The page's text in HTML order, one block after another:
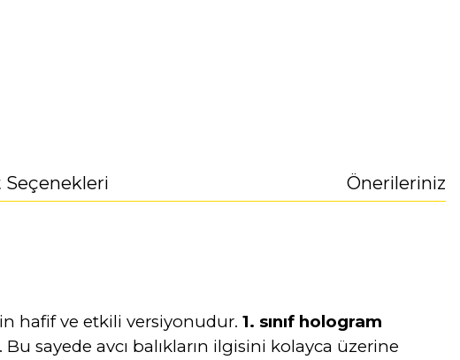
Seçenekleri Önerileriniz
hafif ve etkili versiyonudur. 1. sınıf hologram
Bu sayede avcı balıkların ilgisini kolayca üzerine